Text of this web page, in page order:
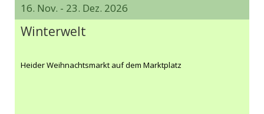
16. Nov. - 23. Dez. 2026
Winterwelt
Heider Weihnachtsmarkt auf dem Marktplatz